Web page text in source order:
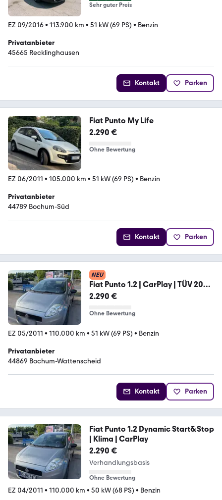
Sehr guter Preis
EZ 09/2016• 113.900 km • 51 kW (69 PS) • Benzin
Privatanbieter
45665 Recklinghausen
Kontakt Parken
Fiat Punto My Life
2.290 €
Ohne Bewertung
EZ 06/2011 • 105.000 km • 51 kW (69 PS) • Benzin
Privatanbieter
44789 Bochum-Süd
Kontakt Parken
NEU
Fiat Punto 1.2 | CarPlay | TÜV 2027
| 110....
2.290 €
Ohne Bewertung
EZ 05/2011 • 110.000 km • 51 kW (69 PS) • Benzin
Privatanbieter
44869 Bochum-Wattenscheid
Kontakt Parken
Fiat Punto 1.2 Dynamic Start&Stop
| Klima | CarPlay
2.290 €
Verhandlungsbasis
Ohne Bewertung
EZ 04/2011 • 110.000 km • 50 kW (68 PS) • Benzin